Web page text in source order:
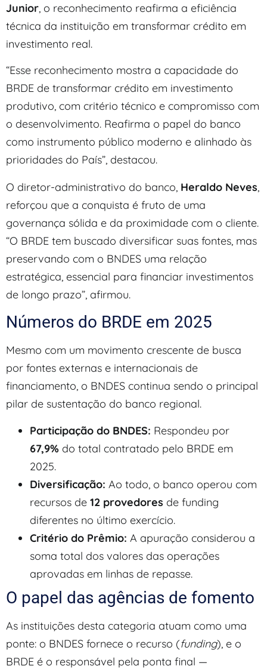
Junior , o reconhecimento reafirma a eficiência
técnica da instituição em transformar crédito em
investimento real.
“Esse reconhecimento mostra a capacidade do
BRDE de transformar crédito em investimento
produtivo, com critério técnico e compromisso com
o desenvolvimento. Reafirma o papel do banco
como instrumento público moderno e alinhado às
prioridades do País”, destacou.
O diretor-administrativo do banco, Heraldo Neves,
reforçou que a conquista é fruto de uma
governança sólida e da proximidade com o cliente.
“O BRDE tem buscado diversificar suas fontes, mas
preservando com o BNDES uma relação
estratégica, essencial para financiar investimentos
de longo prazo”, afirmou.
Números do BRDE em 2025
Mesmo com um movimento crescente de busca
por fontes externas e internacionais de
financiamento, o BNDES continua sendo o principal
pilar de sustentação do banco regional.
Participação do BNDES: Respondeu por
67,9% do total contratado pelo BRDE em
2025.
Diversificação: Ao todo, o banco operou com
recursos de 12 provedores de funding
diferentes no último exercício.
Critério do Prêmio: A apuração considerou a
soma total dos valores das operações
aprovadas em linhas de repasse.
O papel das agências de fomento
As instituições desta categoria atuam como uma
ponte: o BNDES fornece o recurso (funding), e o
BRDE é o responsável pela ponta final —